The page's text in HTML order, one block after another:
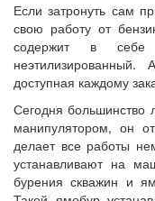
Если затронуть сам
свою работу от
содержит в
неэтилизированный.
доступная каждому
Сегодня большинство
манипулятором, он
делает все работы
устанавливают на
бурения скважин и